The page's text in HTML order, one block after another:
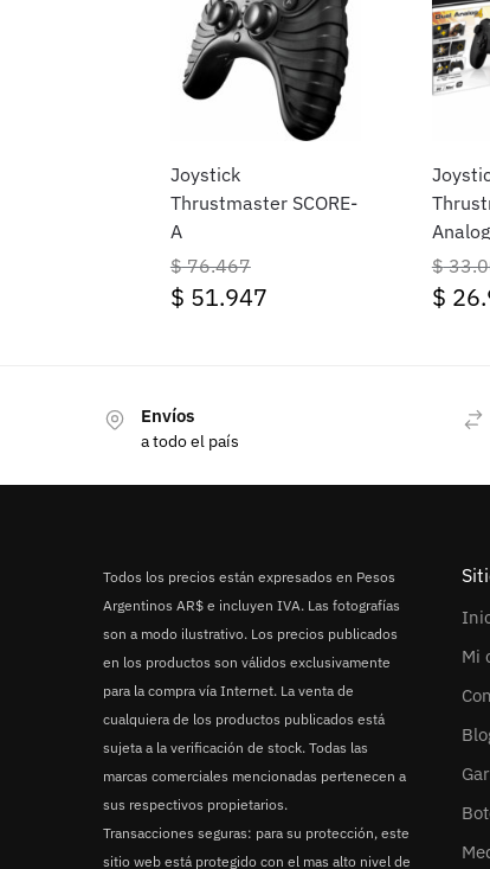
Joystick
Thrustmaster SCORE-
A
$76.467
$ 51.947
Negro
$
$
Envíos
a todo el país
Todos los precios están expresados en Pesos
Argentinos AR$ e incluyen IVA. Las fotografías
son a modo ilustrativo. Los precios publicados
en los productos son válidos exclusivamente
para la compra vía Internet. La venta de
cualquiera de los productos publicados está
sujeta a la verificación de stock. Todas las
marcas comerciales mencionadas pertenecen a
sus respectivos propietarios.
Transacciones seguras: para su protección, este
sitio web está protegido con el mas alto nivel de
Mi